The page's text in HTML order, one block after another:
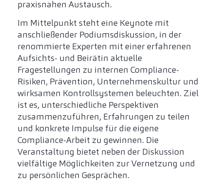
praxisnahen Austausch.
Im Mittelpunkt steht eine Keynote mit
anschließender Podiumsdiskussion, in der
renommierte Experten mit einer erfahrenen
Aufsichts- und Beirätin aktuelle
Fragestellungen zu internen Compliance-
Risiken, Prävention, Unternehmenskultur und
wirksamen Kontrollsystemen beleuchten. Ziel
ist es, unterschiedliche Perspektiven
zusammenzuführen, Erfahrungen zu teilen
und konkrete Impulse für die eigene
Compliance-Arbeit zu gewinnen. Die
Veranstaltung bietet neben der Diskussion
vielfältige Möglichkeiten zur Vernetzung und
zu persönlichen Gesprächen.